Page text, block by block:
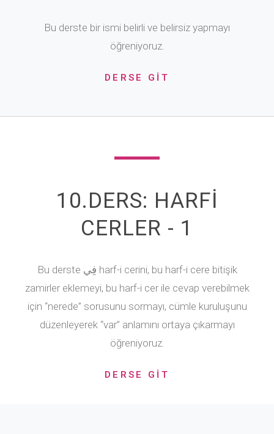
Bu derste bir ismi belirli ve belirsiz yapmayı
öğreniyoruz.
DERSE GİT
10.DERS: HARFİ
CERLER - 1
Bu derste فِي harf-i cerini, bu harf-i cere bitişik
zamirler eklemeyi, bu harf-i cer ile cevap verebilmek
için “nerede” sorusunu sormayı, cümle kuruluşunu
düzenleyerek “var” anlamını ortaya çıkarmayı
öğreniyoruz.
DERSE GİT